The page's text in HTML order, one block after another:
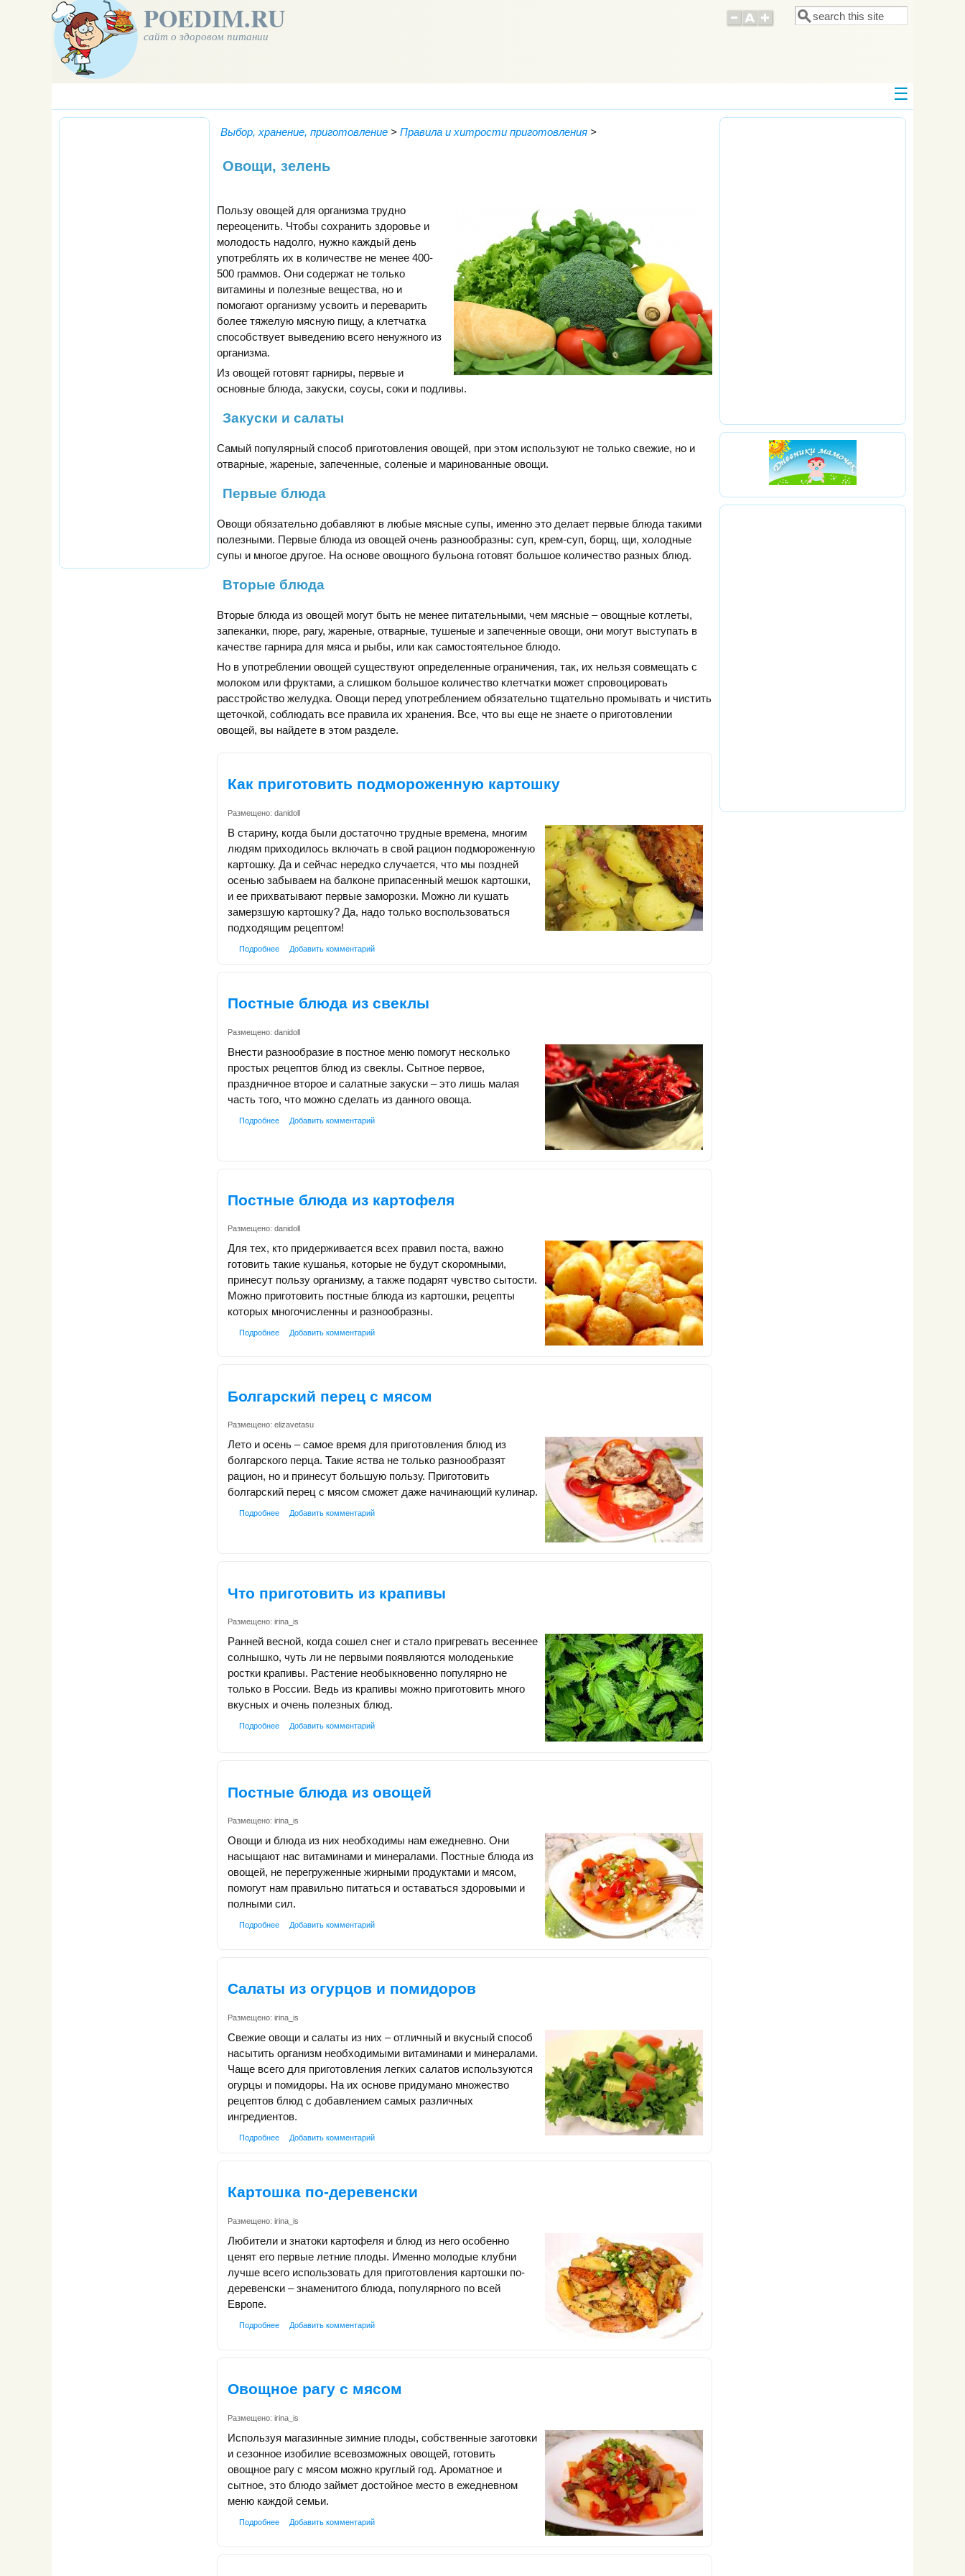
POEDIM.RU
сайт о здоровом питании
Форма поиска
Поиск
Выбор, хранение, приготовление > Правила и хитрости приготовления >
Овощи, зелень
Пользу овощей для организма трудно
переоценить. Чтобы сохранить здоровье и
молодость надолго, нужно каждый день
употреблять их в количестве не менее 400-
500 граммов. Они содержат не только
витамины и полезные вещества, но и
помогают организму усвоить и переварить
более тяжелую мясную пищу, а клетчатка
способствует выведению всего ненужного из
организма.
Из овощей готовят гарниры, первые и
основные блюда, закуски, соусы, соки и подливы.
Закуски и салаты
Самый популярный способ приготовления овощей, при этом используют не только свежие, но и
отварные, жареные, запеченные, соленые и маринованные овощи.
Первые блюда
Овощи обязательно добавляют в любые мясные супы, именно это делает первые блюда такими
полезными. Первые блюда из овощей очень разнообразны: суп, крем-суп, борщ, щи, холодные
супы и многое другое. На основе овощного бульона готовят большое количество разных блюд.
Вторые блюда
Вторые блюда из овощей могут быть не менее питательными, чем мясные – овощные котлеты,
запеканки, пюре, рагу, жареные, отварные, тушеные и запеченные овощи, они могут выступать в
качестве гарнира для мяса и рыбы, или как самостоятельное блюдо.
Но в употреблении овощей существуют определенные ограничения, так, их нельзя совмещать с
молоком или фруктами, а слишком большое количество клетчатки может спровоцировать
расстройство желудка. Овощи перед употреблением обязательно тщательно промывать и чистить
щеточкой, соблюдать все правила их хранения. Все, что вы еще не знаете о приготовлении
овощей, вы найдете в этом разделе.
Как приготовить подмороженную картошку
Размещено: danidoll
В старину, когда были достаточно трудные времена, многим
людям приходилось включать в свой рацион подмороженную
картошку. Да и сейчас нередко случается, что мы поздней
осенью забываем на балконе припасенный мешок картошки,
и ее прихватывают первые заморозки. Можно ли кушать
замерзшую картошку? Да, надо только воспользоваться
подходящим рецептом!
Подробнее Добавить комментарий
Постные блюда из свеклы
Размещено: danidoll
Внести разнообразие в постное меню помогут несколько
простых рецептов блюд из свеклы. Сытное первое,
праздничное второе и салатные закуски – это лишь малая
часть того, что можно сделать из данного овоща.
Подробнее Добавить комментарий
Постные блюда из картофеля
Размещено: danidoll
Для тех, кто придерживается всех правил поста, важно
готовить такие кушанья, которые не будут скоромными,
принесут пользу организму, а также подарят чувство сытости.
Можно приготовить постные блюда из картошки, рецепты
которых многочисленны и разнообразны.
Подробнее Добавить комментарий
Болгарский перец с мясом
Размещено: elizavetasu
Лето и осень – самое время для приготовления блюд из
болгарского перца. Такие яства не только разнообразят
рацион, но и принесут большую пользу. Приготовить
болгарский перец с мясом сможет даже начинающий кулинар.
Подробнее Добавить комментарий
Что приготовить из крапивы
Размещено: irina_is
Ранней весной, когда сошел снег и стало пригревать весеннее
солнышко, чуть ли не первыми появляются молоденькие
ростки крапивы. Растение необыкновенно популярно не
только в России. Ведь из крапивы можно приготовить много
вкусных и очень полезных блюд.
Подробнее Добавить комментарий
Постные блюда из овощей
Размещено: irina_is
Овощи и блюда из них необходимы нам ежедневно. Они
насыщают нас витаминами и минералами. Постные блюда из
овощей, не перегруженные жирными продуктами и мясом,
помогут нам правильно питаться и оставаться здоровыми и
полными сил.
Подробнее Добавить комментарий
Салаты из огурцов и помидоров
Размещено: irina_is
Свежие овощи и салаты из них – отличный и вкусный способ
насытить организм необходимыми витаминами и минералами.
Чаще всего для приготовления легких салатов используются
огурцы и помидоры. На их основе придумано множество
рецептов блюд с добавлением самых различных
ингредиентов.
Подробнее Добавить комментарий
Картошка по-деревенски
Размещено: irina_is
Любители и знатоки картофеля и блюд из него особенно
ценят его первые летние плоды. Именно молодые клубни
лучше всего использовать для приготовления картошки по-
деревенски – знаменитого блюда, популярного по всей
Европе.
Подробнее Добавить комментарий
Овощное рагу с мясом
Размещено: irina_is
Используя магазинные зимние плоды, собственные заготовки
и сезонное изобилие всевозможных овощей, готовить
овощное рагу с мясом можно круглый год. Ароматное и
сытное, это блюдо займет достойное место в ежедневном
меню каждой семьи.
Подробнее Добавить комментарий